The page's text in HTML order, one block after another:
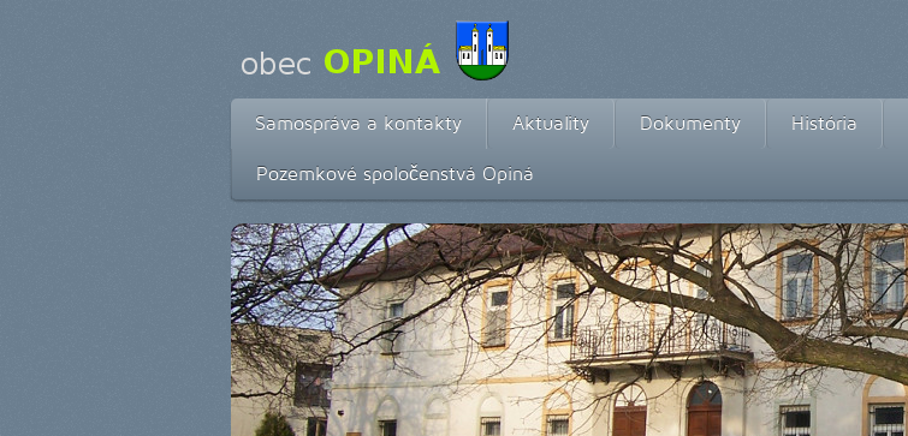
Samospráva a kontakty Aktuality Dokumenty História
Pozemkové spoločenstvá Opiná